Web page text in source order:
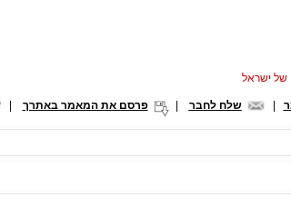
שלח לחבר פרסם את המאמר באתרך |